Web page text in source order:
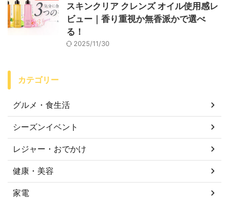
スキンクリア クレンズ オイル使用感レ
ビュー｜香り重視か無香派かで選べ
る！
2025/11/30
カテゴリー
グルメ・食生活
シーズンイベント
レジャー・おでかけ
健康・美容
家電